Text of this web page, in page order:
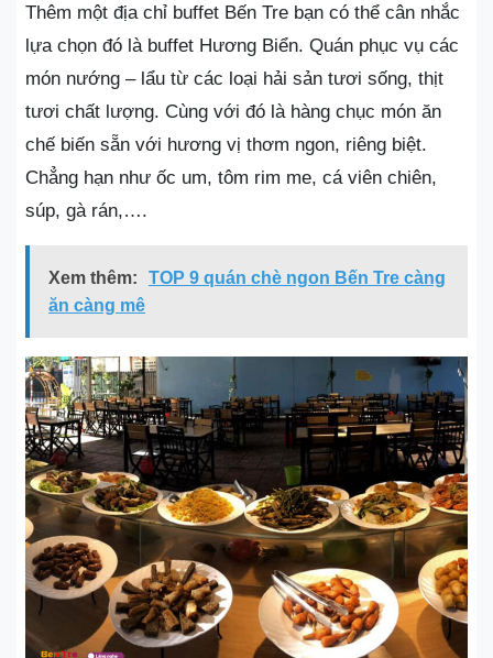
Thêm một địa chỉ buffet Bến Tre bạn có thể cân nhắc
lựa chọn đó là buffet Hương Biển. Quán phục vụ các
món nướng – lẩu từ các loại hải sản tươi sống, thịt
tươi chất lượng. Cùng với đó là hàng chục món ăn
chế biến sẵn với hương vị thơm ngon, riêng biệt.
Chẳng hạn như ốc um, tôm rim me, cá viên chiên,
súp, gà rán,….
Xem thêm:
TOP 9 quán chè ngon Bến Tre càng
ăn càng mê